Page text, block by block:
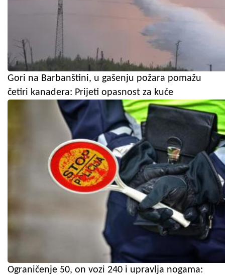
Gori na Barbanštini, u gašenju požara pomažu
četiri kanadera: Prijeti opasnost za kuće
Ograničenje 50, on vozi 240 i upravlja nogama: